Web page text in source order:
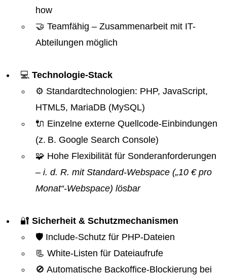
how
🤝 Teamfähig – Zusammenarbeit mit IT-
Abteilungen möglich
💻 Technologie-Stack
⚙️ Standardtechnologien: PHP, JavaScript,
HTML5, MariaDB (MySQL)
🔌 Einzelne externe Quellcode-Einbindungen
(z. B. Google Search Console)
🧩 Hohe Flexibilität für Sonderanforderungen
– i. d. R. mit Standard-Webspace („10 € pro
Monat“-Webspace) lösbar
🔐 Sicherheit & Schutzmechanismen
🛡️ Include-Schutz für PHP-Dateien
📃 White-Listen für Dateiaufrufe
🚫 Automatische Backoffice-Blockierung bei